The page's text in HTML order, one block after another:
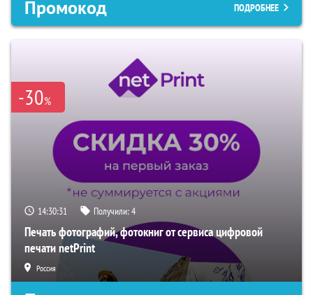
Промокод ПОДРОБНЕЕ
-30%
14:30:30 Получили:4
Печать фотографий, фотокниг от сервиса цифровой
печати netPrint
Россия